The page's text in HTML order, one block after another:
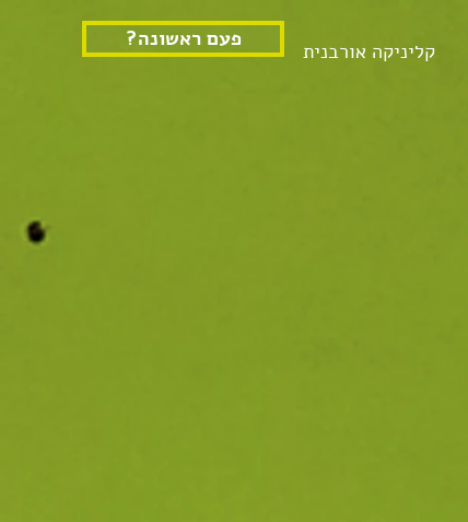
?פעם ראשונה קליניקה אורבנית